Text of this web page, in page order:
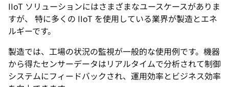
IIoT ソリューションにはさまざまなユースケースがありま
すが、 特に多くの IIoT を使用している業界が製造とエネ
ルギーです。
製造では、工場の状況の監視が一般的な使用例です。機器
から得たセンサーデータはリアルタイムで分析されて制御
システムにフィードバックされ、運用効率とビジネス効率